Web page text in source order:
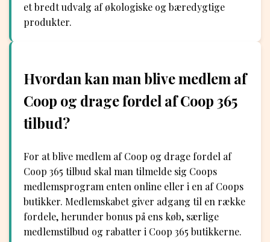
et bredt udvalg af økologiske og bæredygtige
produkter.
Hvordan kan man blive medlem af
Coop og drage fordel af Coop 365
tilbud?
For at blive medlem af Coop og drage fordel af
Coop 365 tilbud skal man tilmelde sig Coops
medlemsprogram enten online eller i en af Coops
butikker. Medlemskabet giver adgang til en række
fordele, herunder bonus på ens køb, særlige
medlemstilbud og rabatter i Coop 365 butikkerne.